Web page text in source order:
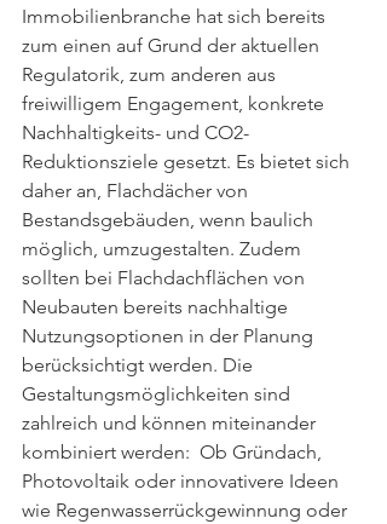
Immobilienbranche hat sich bereits
zum einen auf Grund der aktuellen
Regulatorik, zum anderen aus
freiwilligem Engagement, konkrete
Nachhaltigkeits- und CO2-
Reduktionsziele gesetzt. Es bietet sich
daher an, Flachdächer von
Bestandsgebäuden, wenn baulich
möglich, umzugestalten. Zudem
sollten bei Flachdachflächen von
Neubauten bereits nachhaltige
Nutzungsoptionen in der Planung
berücksichtigt werden. Die
Gestaltungsmöglichkeiten sind
zahlreich und können miteinander
kombiniert werden:  Ob Gründach,
Photovoltaik oder innovativere Ideen
wie Regenwasserrückgewinnung oder